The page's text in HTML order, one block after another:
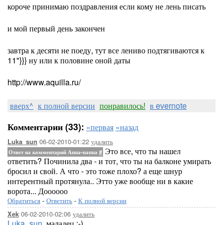
короче принимаю поздравления если кому не лень писать
и мой первый день закончен
завтра к десяти не поеду, тут все лениво подтягиваются к
11"}}} ну или к половине оной даты
http://www.aquilla.ru/
вверх^ к полной версии понравилось! в evernote
Комментарии (33): «первая «назад
Luka_sun 06-02-2010-01:22 удалить
Ответ на комментарий Аппа-паппа # Это все, что ты нашел
ответить? Починила два - и тот, что ты на балконе умирать
бросил и свой. А что - это тоже плохо? а еще шнур
интерентный протянула.. Этто уже вообще ни в какие
ворота... Доооооо
Обратиться - Ответить - К полной версии
Xek 06-02-2010-02:06 удалить